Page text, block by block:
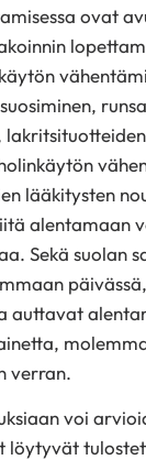
ovat
lääkitysten
alentamaan
Sekä suolan
auttavat
verran.
voi
löytyvät